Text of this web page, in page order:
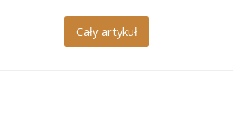
Cały artykuł